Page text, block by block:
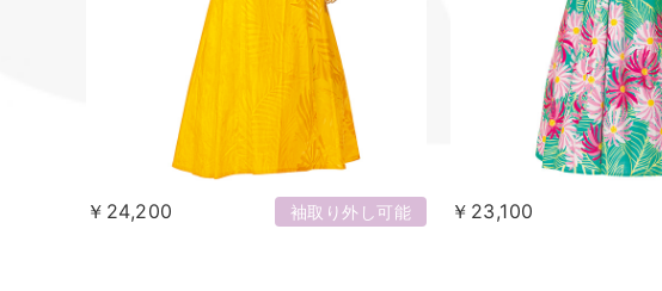
￥24,200 袖取り外し可能 ￥23,100